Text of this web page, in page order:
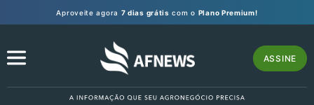
Aproveite agora 7 dias grátis com o Plano Premium!
ASSINE